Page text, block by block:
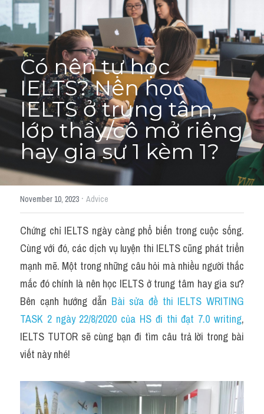
Adj
Khác
Từ vựng theo topic
Từ vựng theo Topic
Vocabulary - Grammar
Grammar
Part 2
Noun
Verb
Du học Hà Lan
Du học Cấp Ba
Đề thi thật Task 1
Task 1
Liên hệ
Lớp Siêu Cấp Tốc
HỌC THỬ →
Có nên tự học
IELTS? Nên học
IELTS ở trung tâm,
lớp thầy/cô mở riêng
hay gia sư 1 kèm 1?
November 10, 2023 · Advice
Chứng chỉ IELTS ngày càng phổ biến trong cuộc sống.
Cùng với đó, các dịch vụ luyện thi IELTS cũng phát triển
mạnh mẽ. Một trong những câu hỏi mà nhiều người thắc
mắc đó chính là nên học IELTS ở trung tâm hay gia sư?
Bên cạnh hướng dẫn Bài sửa đề thi IELTS WRITING
TASK 2 ngày 22/8/2020 của HS đi thi đạt 7.0 writing,
IELTS TUTOR sẽ cùng bạn đi tìm câu trả lời trong bài
viết này nhé!